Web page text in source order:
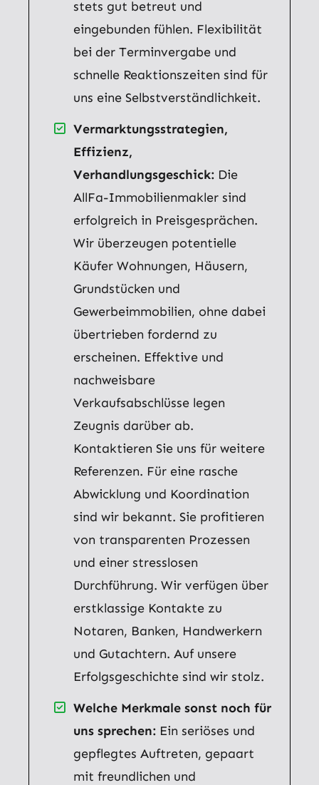
stets gut betreut und
eingebunden fühlen. Flexibilität
bei der Terminvergabe und
schnelle Reaktionszeiten sind für
uns eine Selbstverständlichkeit.
Vermarktungsstrategien,
Effizienz,
Verhandlungsgeschick: Die
AllFa-Immobilienmakler sind
erfolgreich in Preisgesprächen.
Wir überzeugen potentielle
Käufer Wohnungen, Häusern,
Grundstücken und
Gewerbeimmobilien, ohne dabei
übertrieben fordernd zu
erscheinen. Effektive und
nachweisbare
Verkaufsabschlüsse legen
Zeugnis darüber ab.
Kontaktieren Sie uns für weitere
Referenzen. Für eine rasche
Abwicklung und Koordination
sind wir bekannt. Sie profitieren
von transparenten Prozessen
und einer stresslosen
Durchführung. Wir verfügen über
erstklassige Kontakte zu
Notaren, Banken, Handwerkern
und Gutachtern. Auf unsere
Erfolgsgeschichte sind wir stolz.
Welche Merkmale sonst noch für
uns sprechen: Ein seriöses und
gepflegtes Auftreten, gepaart
mit freundlichen und